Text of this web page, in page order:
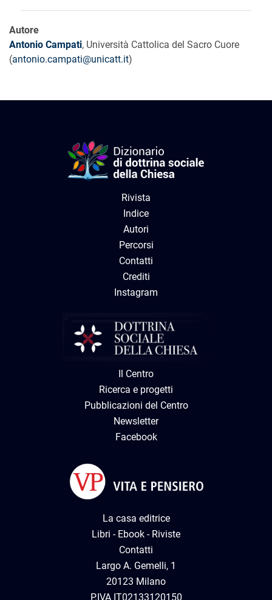
Autore
Antonio Campati, Università Cattolica del Sacro Cuore
(antonio.campati@unicatt.it)
Rivista
Indice
Autori
Percorsi
Contatti
Crediti
Instagram
Il Centro
Ricerca e progetti
Pubblicazioni del Centro
Newsletter
Facebook
La casa editrice
Libri - Ebook - Riviste
Contatti
Largo A. Gemelli, 1
20123 Milano
P.IVA IT02133120150